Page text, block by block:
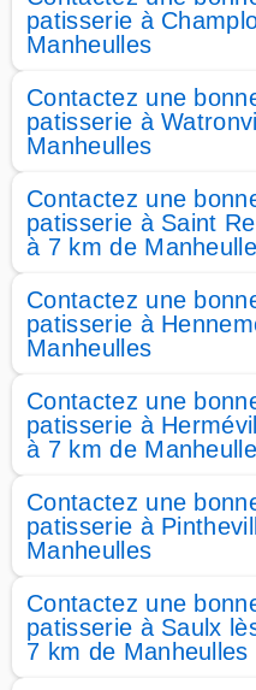
patisserie à
Manheulles
Contactez une
patisserie à
Manheulles
Contactez une
patisserie à Saint
à 7 km de
Contactez une
patisserie à
Manheulles
Contactez une
patisserie à
à 7 km de
Contactez une
patisserie à
Manheulles
Contactez une
patisserie à Saulx
7 km de Manheulles